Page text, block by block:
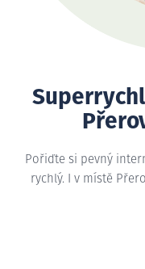
Pořiďte si pevný
rychlý. I v místě